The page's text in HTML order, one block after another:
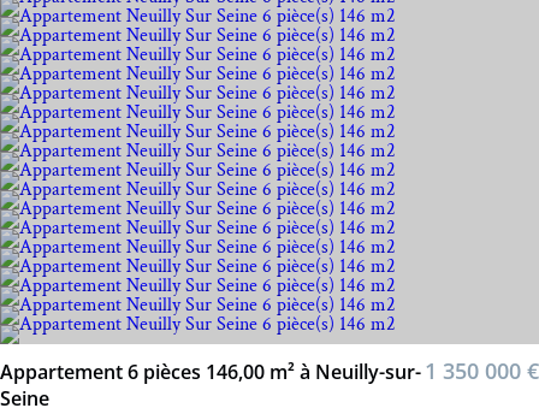
Appartement 6 pièces 146,00 m² à Neuilly-sur-
Seine
1 350 000 €